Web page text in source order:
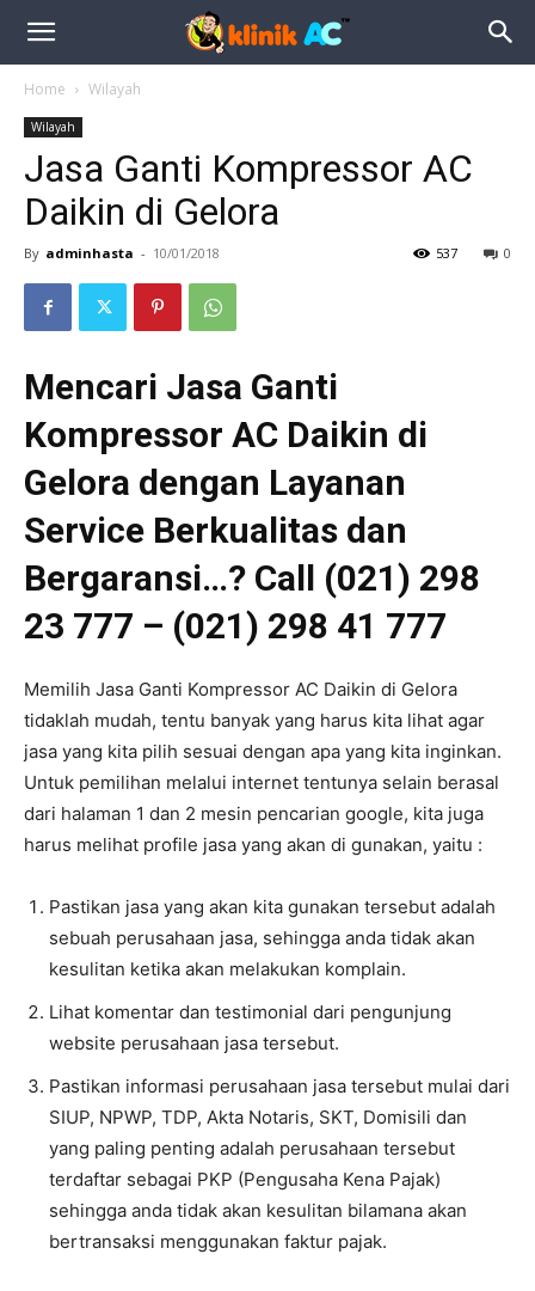
Home Wilayah
Wilayah
Jasa Ganti Kompressor AC
Daikin di Gelora
By adminhasta - 10/01/2018 0
537
Mencari Jasa Ganti
Kompressor AC Daikin di
Gelora dengan Layanan
Service Berkualitas dan
Bergaransi…? Call (021) 298
23 777 – (021) 298 41 777
Memilih Jasa Ganti Kompressor AC Daikin di Gelora
tidaklah mudah, tentu banyak yang harus kita lihat agar
jasa yang kita pilih sesuai dengan apa yang kita inginkan.
Untuk pemilihan melalui internet tentunya selain berasal
dari halaman 1 dan 2 mesin pencarian google, kita juga
harus melihat profile jasa yang akan di gunakan, yaitu :
Pastikan jasa yang akan kita gunakan tersebut adalah
sebuah perusahaan jasa, sehingga anda tidak akan
kesulitan ketika akan melakukan komplain.
Lihat komentar dan testimonial dari pengunjung
website perusahaan jasa tersebut.
Pastikan informasi perusahaan jasa tersebut mulai dari
SIUP, NPWP, TDP, Akta Notaris, SKT, Domisili dan
yang paling penting adalah perusahaan tersebut
terdaftar sebagai PKP (Pengusaha Kena Pajak)
sehingga anda tidak akan kesulitan bilamana akan
bertransaksi menggunakan faktur pajak.